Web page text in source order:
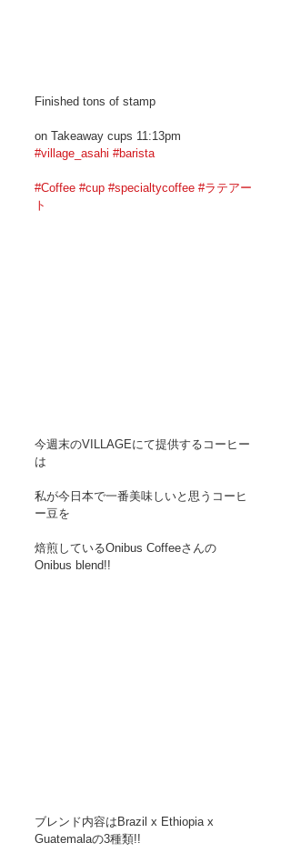
Finished tons of stamp
on Takeaway cups 11:13pm
#village_asahi #barista
#Coffee #cup #specialtycoffee #ラテアー
ト
今週末のVILLAGEにて提供するコーヒー
は
私が今日本で一番美味しいと思うコーヒ
ー豆を
焙煎しているOnibus Coffeeさんの
Onibus blend!!
ブレンド内容はBrazil x Ethiopia x
Guatemalaの3種類!!